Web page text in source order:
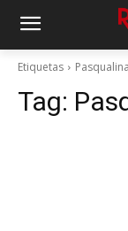
Etiquetas
Tag: